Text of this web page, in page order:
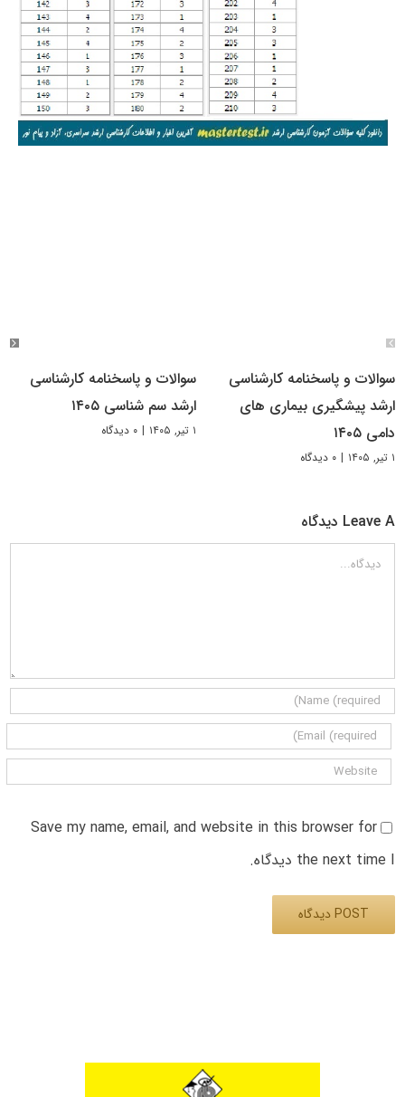
سوالات و پاسخنامه کارشناسی
ارشد پیشگیری بیماری های
دامی ۱۴۰۵
۱ تیر, ۱۴۰۵ | ۰ دیدگاه
سوالات و پاسخنامه کارشناسی
ارشد سم شناسی ۱۴۰۵
۱ تیر, ۱۴۰۵ | ۰ دیدگاه
Leave A دیدگاه
دیدگاه
Save my name, email, and website in this browser for
the next time I دیدگاه.